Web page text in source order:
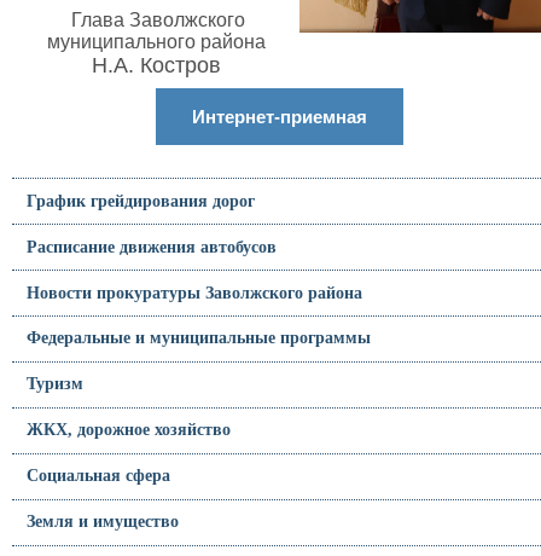
Глава Заволжского
муниципального района
Н.А. Костров
Интернет-приемная
График грейдирования дорог
Расписание движения автобусов
Новости прокуратуры Заволжского района
Федеральные и муниципальные программы
Туризм
ЖКХ, дорожное хозяйство
Социальная сфера
Земля и имущество